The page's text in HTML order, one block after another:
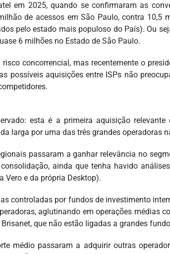
em 2025, quando se confirmaram as
de acessos em São Paulo, contra 10,5
pelo estado mais populoso do País). Ou
6 milhões no Estado de São Paulo.
concorrencial, mas recentemente o
possíveis aquisições entre ISPs não
esta é a primeira aquisição
larga por uma das três grandes operadoras
passaram a ganhar relevância no
ainda que tenha havido
Vero e da própria Desktop).
controladas por fundos de investimento
aglutinando em operações médias
que não estão ligadas a grandes
médio passaram a adquirir outras